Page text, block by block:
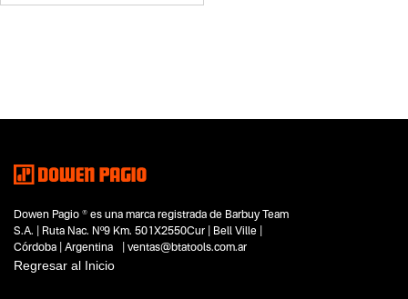
Dowen Pagio ® es una marca registrada de Barbuy Team
S.A. | Ruta Nac. Nº9 Km. 501X2550Cur | Bell Ville |
Córdoba | Argentina | ventas@btatools.com.ar
Regresar al Inicio